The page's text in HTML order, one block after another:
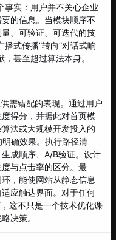
事实：用户并不关心企业
的信息。当模块顺序不
、可验证、可迭代的技
式传播”转向“对话式响
甚至超过算法本身。
需错配的表现。通过用户
得分，并据此对首页模
法或大规模开发投入的
确效果。执行路径清
成顺序、A/B验证。设计
与点击率的区分。最
，能使网站从静态信息
应触达界面。对于任何
这不只是一个技术优化课
决策。